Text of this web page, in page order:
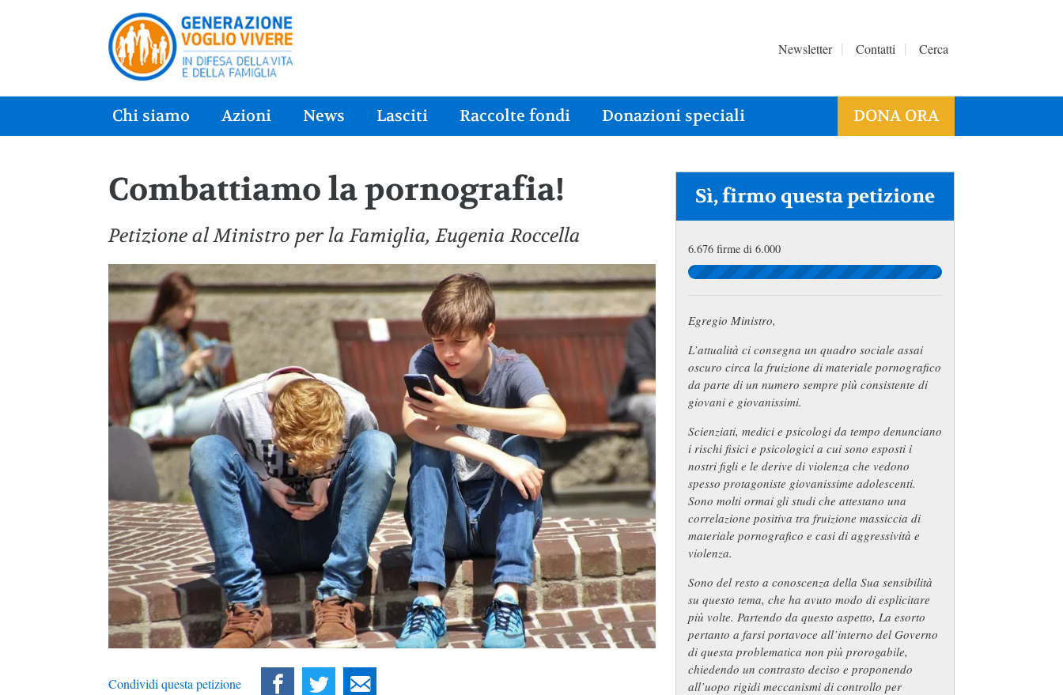
Newsletter Contatti Cerca
Chi siamo Azioni News Lasciti Raccolte fondi Donazioni speciali DONA ORA
Combattiamo la pornografia!
Petizione al Ministro per la Famiglia, Eugenia Roccella
Condividi questa petizione
Sì, firmo questa petizione
6.676 firme di 6.000
Egregio Ministro,
L’attualità ci consegna un quadro sociale assai
oscuro circa la fruizione di materiale pornografico
da parte di un numero sempre più consistente di
giovani e giovanissimi.
Scienziati, medici e psicologi da tempo denunciano
i rischi fisici e psicologici a cui sono esposti i
nostri figli e le derive di violenza che vedono
spesso protagoniste giovanissime adolescenti.
Sono molti ormai gli studi che attestano una
correlazione positiva tra fruizione massiccia di
materiale pornografico e casi di aggressività e
violenza.
Sono del resto a conoscenza della Sua sensibilità
su questo tema, che ha avuto modo di esplicitare
più volte. Partendo da questo aspetto, La esorto
pertanto a farsi portavoce all’interno del Governo
di questa problematica non più prorogabile,
chiedendo un contrasto deciso e proponendo
all’uopo rigidi meccanismi di controllo per